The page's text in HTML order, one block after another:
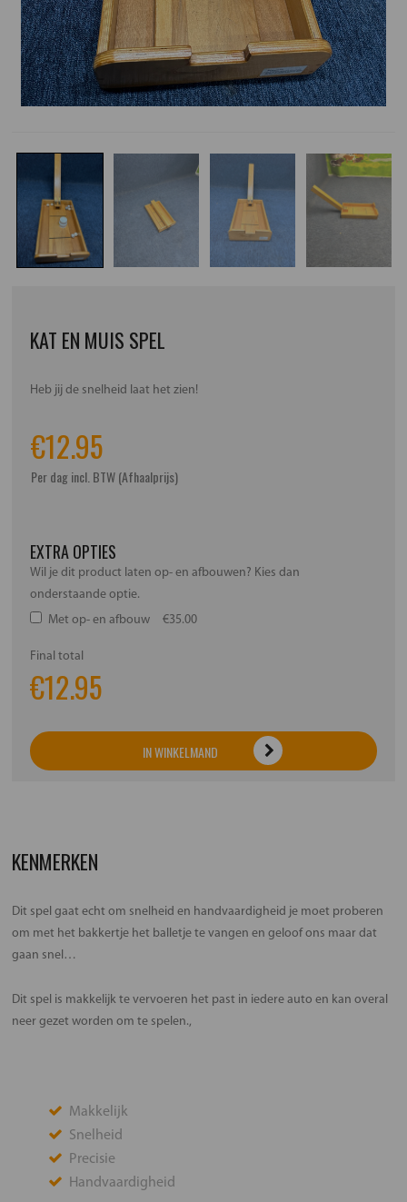
KAT EN MUIS SPEL
Heb jij de snelheid laat het zien!
€12.95
Per dag incl. BTW (Afhaalprijs)
EXTRA OPTIES
Wil je dit product laten op- en afbouwen? Kies dan
onderstaande optie.
Met op- en afbouw
€35.00
Final total
€12.95
IN WINKELMAND
KENMERKEN
Dit spel gaat echt om snelheid en handvaardigheid je moet proberen
om met het bakkertje het balletje te vangen en geloof ons maar dat
gaan snel…
Dit spel is makkelijk te vervoeren het past in iedere auto en kan overal
neer gezet worden om te spelen.,
Makkelijk
Snelheid
Precisie
Handvaardigheid